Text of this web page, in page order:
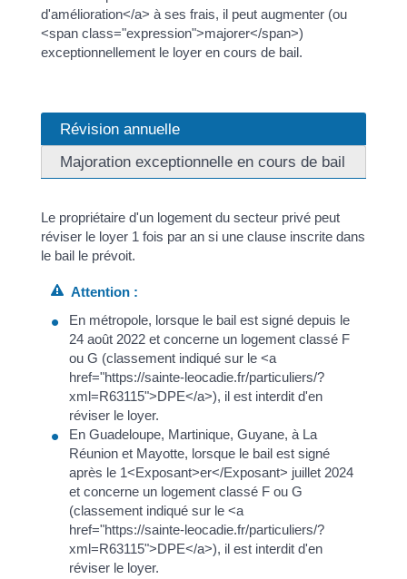
d'amélioration</a> à ses frais, il peut augmenter (ou
<span class="expression">majorer</span>)
exceptionnellement le loyer en cours de bail.
Révision annuelle
Majoration exceptionnelle en cours de bail
Le propriétaire d'un logement du secteur privé peut
réviser le loyer 1 fois par an si une clause inscrite dans
le bail le prévoit.
Attention :
En métropole, lorsque le bail est signé depuis le
24 août 2022 et concerne un logement classé F
ou G (classement indiqué sur le <a
href="https://sainte-leocadie.fr/particuliers/?
xml=R63115">DPE</a>), il est interdit d'en
réviser le loyer.
En Guadeloupe, Martinique, Guyane, à La
Réunion et Mayotte, lorsque le bail est signé
après le 1<Exposant>er</Exposant> juillet 2024
et concerne un logement classé F ou G
(classement indiqué sur le <a
href="https://sainte-leocadie.fr/particuliers/?
xml=R63115">DPE</a>), il est interdit d'en
réviser le loyer.